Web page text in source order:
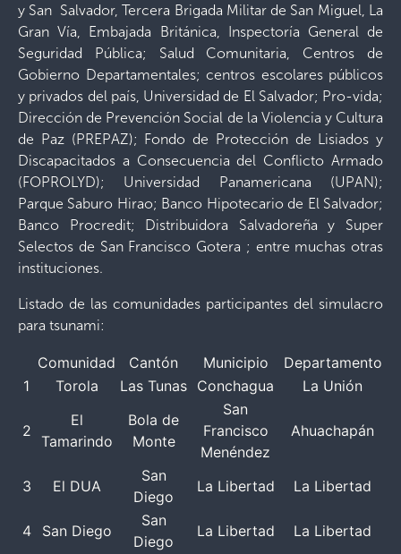
y San Salvador, Tercera Brigada Militar de San Miguel, La
Gran Vía, Embajada Británica, Inspectoría General de
Seguridad Pública; Salud Comunitaria, Centros de
Gobierno Departamentales; centros escolares públicos
y privados del país, Universidad de El Salvador; Pro-vida;
Dirección de Prevención Social de la Violencia y Cultura
de Paz (PREPAZ); Fondo de Protección de Lisiados y
Discapacitados a Consecuencia del Conflicto Armado
(FOPROLYD); Universidad Panamericana (UPAN);
Parque Saburo Hirao; Banco Hipotecario de El Salvador;
Banco Procredit; Distribuidora Salvadoreña y Super
Selectos de San Francisco Gotera ; entre muchas otras
instituciones.
Listado de las comunidades participantes del simulacro
para tsunami:
Comunidad Cantón Municipio
Departamento
1
Torola Las Tunas Conchagua La Unión
2
El
Tamarindo
Bola de
Monte
San
Francisco
Menéndez
Ahuachapán
3 El DUA
San
Diego
La Libertad La Libertad
4 San Diego
San
Diego
La Libertad La Libertad